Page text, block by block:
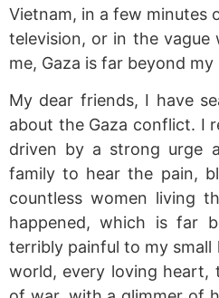
Vietnam, in a few minutes
television, or in the
me, Gaza is far beyond my
My dear friends, I have
about the Gaza conflict. I
driven by a strong urge
family to hear the pain,
countless women living
happened, which is far
terribly painful to my
world, every loving heart,